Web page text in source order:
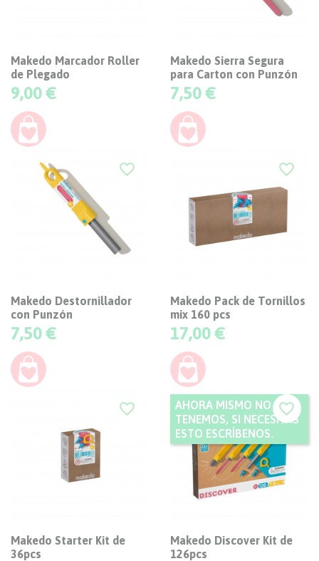
Makedo Marcador Roller
de Plegado
Precio
9,00 €
Makedo Sierra Segura
para Carton con Punzón
Precio
7,50 €
Makedo Destornillador
con Punzón
Precio
7,50 €
favorite_border
Makedo Pack de Tornillos
mix 160 pcs
Precio
17,00 €
favorite_border
Makedo Starter Kit de
36pcs
favorite_border
Makedo Discover Kit de
126pcs
AHORA MISMO NO
TENEMOS, SI NECESITAS
ESTO ESCRÍBENOS.
favorite_border